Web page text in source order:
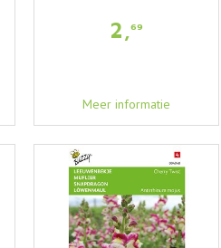
2,69
Meer informatie